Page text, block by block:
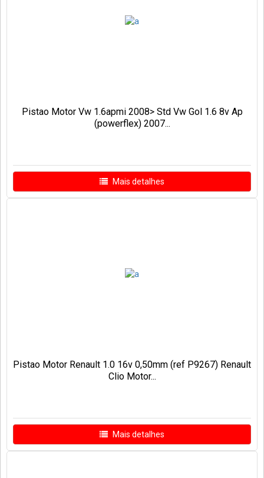
Pistao Motor Vw 1.6apmi 2008> Std Vw Gol 1.6 8v Ap
(powerflex) 2007...
Mais detalhes
Pistao Motor Renault 1.0 16v 0,50mm (ref P9267) Renault
Clio Motor...
Mais detalhes